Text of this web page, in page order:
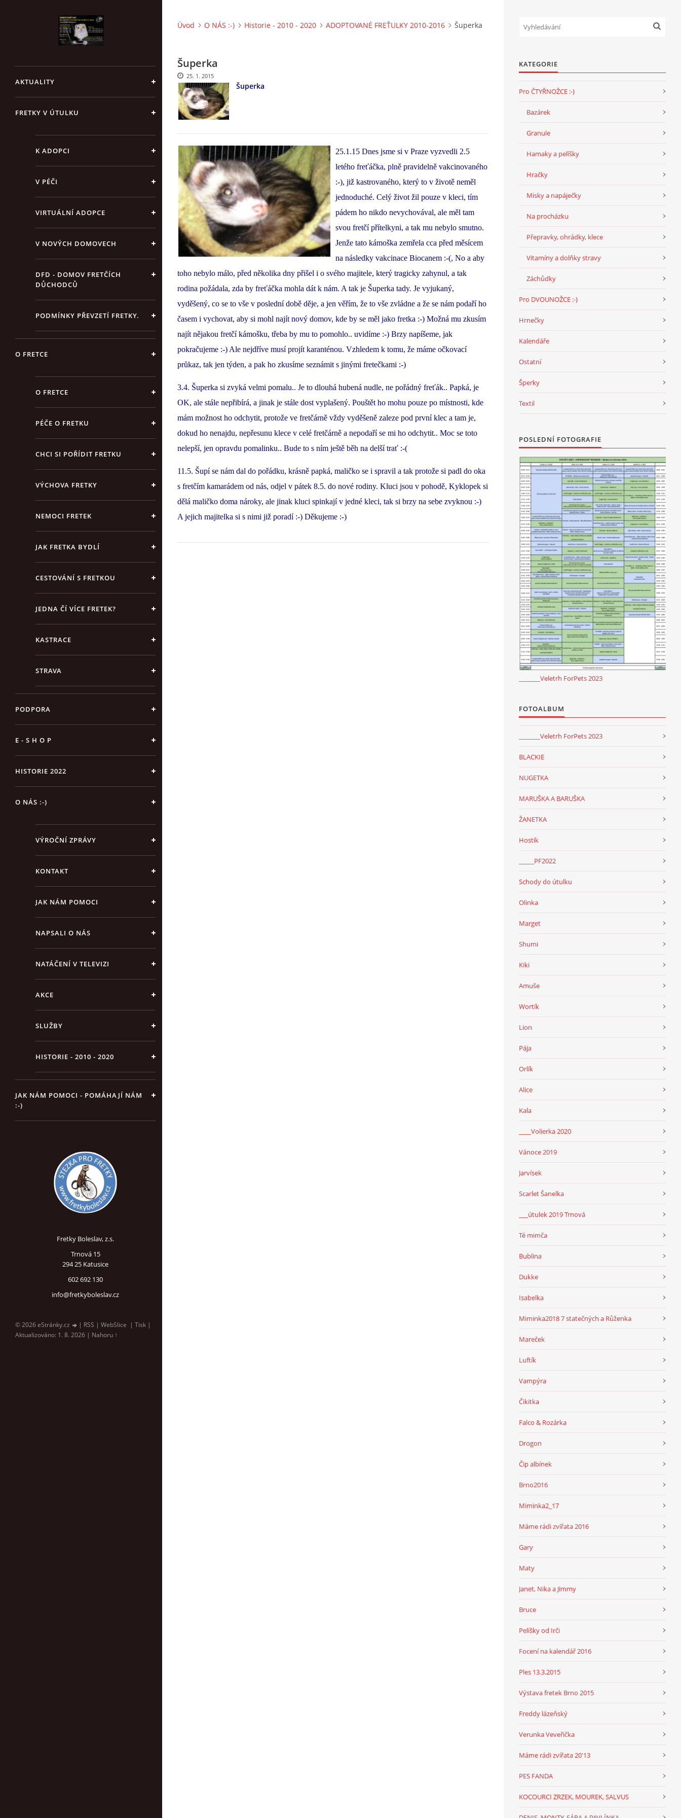
AKTUALITY
FRETKY V ÚTULKU
K ADOPCI
V PÉČI
VIRTUÁLNÍ ADOPCE
V NOVÝCH DOMOVECH
DFD - DOMOV FRETČÍCH
DŮCHODCŮ
PODMÍNKY PŘEVZETÍ FRETKY.
O FRETCE
O FRETCE
PÉČE O FRETKU
CHCI SI POŘÍDIT FRETKU
VÝCHOVA FRETKY
NEMOCI FRETEK
JAK FRETKA BYDLÍ
CESTOVÁNÍ S FRETKOU
JEDNA ČÍ VÍCE FRETEK?
KASTRACE
STRAVA
PODPORA
E - S H O P
HISTORIE 2022
O NÁS :-)
VÝROČNÍ ZPRÁVY
KONTAKT
JAK NÁM POMOCI
NAPSALI O NÁS
NATÁČENÍ V TELEVIZI
AKCE
SLUŽBY
HISTORIE - 2010 - 2020
JAK NÁM POMOCI - POMÁHAJÍ NÁM
:-)
Fretky Boleslav, z.s.
Trnová 15
294 25 Katusice
602 692 130
info@fretkyboleslav.cz
© 2026 eStránky.cz | RSS | WebSlice | Tisk |
Aktualizováno: 1. 8. 2026 | Nahoru ↑
Úvod O NÁS :-) Historie - 2010 - 2020 ADOPTOVANÉ FREŤULKY 2010-2016 Šuperka
Šuperka
Šuperka
25. 1. 2015
25.1.15 Dnes jsme si v Praze vyzvedli 2.5
letého freťáčka, plně pravidelně vakcinovaného
:-), již kastrovaného, který to v životě neměl
jednoduché. Celý život žil pouze v kleci, tím
pádem ho nikdo nevychovával, ale měl tam
svou fretčí přítelkyni, a tak mu nebylo smutno.
Jenže tato kámoška zemřela cca před měsícem
na následky vakcinace Biocanem :-(, No a aby
toho nebylo málo, před několika dny přišel i o svého majitele, který tragicky zahynul, a tak
rodina požádala, zda by freťáčka mohla dát k nám. A tak je Šuperka tady. Je vyjukaný,
vyděšený, co se to vše v poslední době děje, a jen věřím, že to vše zvládne a že se nám podaří ho
časem i vychovat, aby si mohl najít nový domov, kde by se měl jako fretka :-) Možná mu zkusím
najít nějakou fretčí kámošku, třeba by mu to pomohlo.. uvidíme :-) Brzy napíšeme, jak
pokračujeme :-) Ale nejdříve musí projít karanténou. Vzhledem k tomu, že máme očkovací
průkaz, tak jen týden, a pak ho zkusíme seznámit s jinými fretečkami :-)
3.4. Šuperka si zvyká velmi pomalu.. Je to dlouhá hubená nudle, ne pořádný freťák.. Papká, je
OK, ale stále nepřibírá, a jinak je stále dost vyplašený. Pouštět ho mohu pouze po místnosti, kde
mám možnost ho odchytit, protože ve fretčárně vždy vyděšeně zaleze pod první klec a tam je,
dokud ho nenajdu, nepřesunu klece v celé fretčárně a nepodaří se mi ho odchytit.. Moc se toto
nelepší, jen opravdu pomalinku.. Bude to s ním ještě běh na delší trať :-(
11.5. Šupí se nám dal do pořádku, krásně papká, maličko se i spravil a tak protože si padl do oka
s fretčím kamarádem od nás, odjel v pátek 8.5. do nové rodiny. Kluci jsou v pohodě, Kyklopek si
dělá maličko doma nároky, ale jinak kluci spinkají v jedné kleci, tak si brzy na sebe zvyknou :-)
A jejich majitelka si s nimi již poradí :-) Děkujeme :-)
KATEGORIE
Pro ČTYŘNOŽCE :-)
Bazárek
Granule
Hamaky a pelíšky
Hračky
Misky a napáječky
Na procházku
Přepravky, ohrádky, klece
Vitamíny a dolňky stravy
Záchůdky
Pro DVOUNOŽCE :-)
Hrnečky
Kalendáře
Ostatní
Šperky
Textil
POSLEDNÍ FOTOGRAFIE
_______Veletrh ForPets 2023
FOTOALBUM
_______Veletrh ForPets 2023
BLACKIE
NUGETKA
MARUŠKA A BARUŠKA
ŽANETKA
Hostík
_____PF2022
Schody do útulku
Olinka
Marget
Shumi
Kiki
Amuše
Wortík
Lion
Pája
Orlík
Alice
Kala
____Volierka 2020
Vánoce 2019
Jarvísek
Scarlet Šanelka
___útulek 2019 Trnová
Té mimča
Bublina
Dukke
Isabelka
Miminka2018 7 statečných a Růženka
Mareček
Luftík
Vampýra
Čikitka
Falco & Rozárka
Drogon
Čip albínek
Brno2016
Miminka2_17
Máme rádi zvířata 2016
Gary
Maty
Janet, Nika a Jimmy
Bruce
Pelíšky od Irči
Focení na kalendář 2016
Ples 13.3.2015
Výstava fretek Brno 2015
Freddy lázeňský
Verunka Veveřička
Máme rádi zvířata 20'13
PES FANDA
KOCOURCI ZRZEK, MOUREK, SALVUS